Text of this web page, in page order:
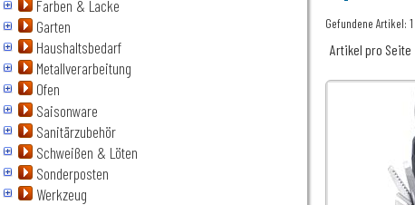
Farben & Lacke
Garten
Haushaltsbedarf
Metallverarbeitung
Ofen
Saisonware
Sanitärzubehör
Schweißen & Löten
Sonderposten
Werkzeug
Gefundene Artikel: 1
Artikel pro Seite